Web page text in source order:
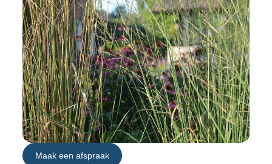
Maak een afspraak